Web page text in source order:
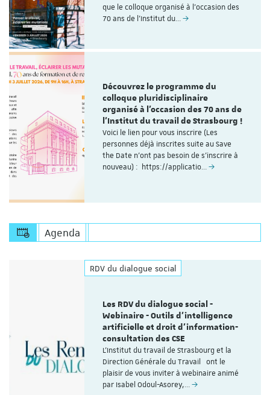
que le colloque organisé à l'occasion des
70 ans de l’Institut du…
Découvrez le programme du
colloque pluridisciplinaire
organisé à l'occasion des 70 ans de
l'Institut du travail de Strasbourg !
Voici le lien pour vous inscrire (Les
personnes déjà inscrites suite au Save
the Date n'ont pas besoin de s'inscrire à
nouveau) : https://applicatio…
Agenda
RDV du dialogue social
Les RDV du dialogue social -
Webinaire - Outils d’intelligence
artificielle et droit d’information-
consultation des CSE
L'Institut du travail de Strasbourg et la
Direction Générale du Travail ont le
plaisir de vous inviter à webinaire animé
par Isabel Odoul-Asorey,…